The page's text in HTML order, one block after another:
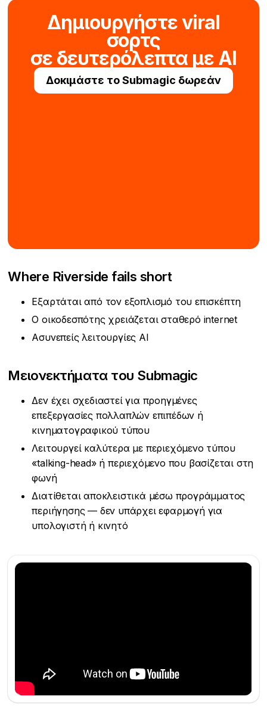
Δημιουργήστε viral
σορτς
σε δευτερόλεπτα με AI
Δοκιμάστε το Submagic δωρεάν
Where Riverside fails short
Εξαρτάται από τον εξοπλισμό του επισκέπτη
Ο οικοδεσπότης χρειάζεται σταθερό internet
Ασυνεπείς λειτουργίες AI
Μειονεκτήματα του Submagic
Δεν έχει σχεδιαστεί για προηγμένες
επεξεργασίες πολλαπλών επιπέδων ή
κινηματογραφικού τύπου
Λειτουργεί καλύτερα με περιεχόμενο τύπου
«talking-head» ή περιεχόμενο που βασίζεται στη
φωνή
Διατίθεται αποκλειστικά μέσω προγράμματος
περιήγησης — δεν υπάρχει εφαρμογή για
υπολογιστή ή κινητό